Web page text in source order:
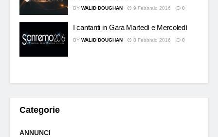
BY WALID DOUGHAN 9 Febbraio 2016 0
I cantanti in Gara Martedì e Mercoledì
BY WALID DOUGHAN 8 Febbraio 2016 0
Categorie
ANNUNCI